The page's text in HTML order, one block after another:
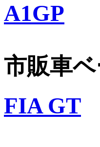
A1GP
市販車
FIA GT